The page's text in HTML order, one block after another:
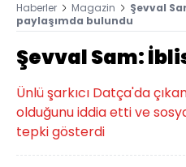
Haberler Magazin
Şevval
paylaşımda bulundu
Şevval Sam:
Ünlü şarkıcı Datça'da
olduğunu iddia etti ve
tepki gösterdi